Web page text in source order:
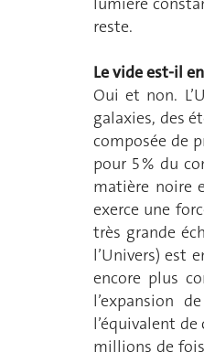
reste.
Le vide est-il
Oui et non.
galaxies, des
composée de
pour 5 % du
matière noire
exerce une
très grande
l’Univers) est
encore plus
l’expansion
l’équivalent
millions de